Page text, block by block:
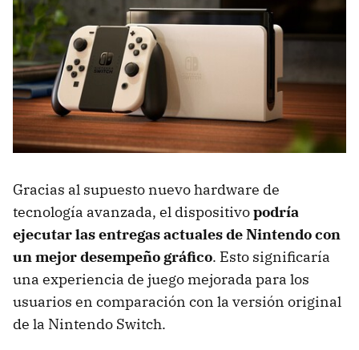
Gracias al supuesto nuevo hardware de
tecnología avanzada, el dispositivopodría
ejecutar las entregas actuales de Nintendo con
un mejor desempeño gráfico. Esto significaría
una experiencia de juego mejorada para los
usuarios en comparación con la versión original
de la Nintendo Switch.